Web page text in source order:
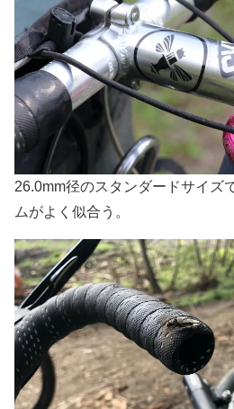
26.0mm径のスタンダードサイズ
ムがよく似合う。